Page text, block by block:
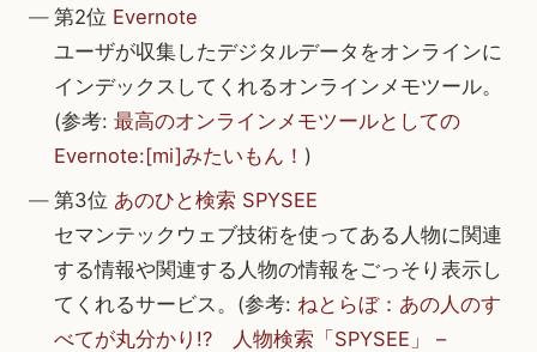
第2位 Evernote
ユーザが収集したデジタルデータをオンラインに
インデックスしてくれるオンラインメモツール。
(参考:最高のオンラインメモツールとしての
Evernote:[mi]みたいもん！ )
第3位 あのひと検索 SPYSEE
セマンテックウェブ技術を使ってある人物に関連
する情報や関連する人物の情報をごっそり表示し
てくれるサービス。(参考: ねとらぼ：あの人のす
べてが丸分かり!? 人物検索「SPYSEE」 –